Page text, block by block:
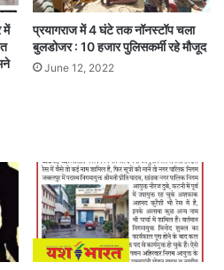
में
प्रयागराज में 4 घंटे तक नॉनस्टॉप चला
बुलडोजर : 10 हजार पुलिसकर्मी रहे मौजूद
June 12, 2022